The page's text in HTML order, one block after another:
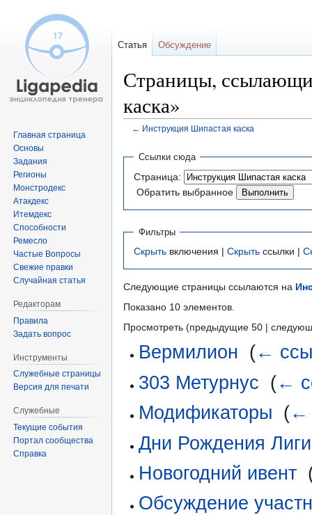
Страницы,
каска»
← Инструкция Шипастая каска
Перейти
навигации
Перейти
поиску
Ссылки сюда
Страница:
Обратить выбранное
Фильтры
Скрыть включения | Скрыть ссылки |
Следующие страницы ссылаются на
Показано 10 элементов.
Просмотреть (предыдущие 50 |
Вермилион (←
303 Метурнус (←
Модификаторы (←
Дни Рождения
Новогодний ивент
Обсуждение
Статья Обсуждение
Главная страница
Основы
Задания
Регионы
Монстродекс
Атакдекс
Итемдекс
Способности
Ремесло
Частые Вопросы
Свежие правки
Случайная статья
Редакторам
Правила
Задать вопрос
Инструменты
Служебные страницы
Версия для печати
Служебные
Текущие события
Портал сообщества
Справка